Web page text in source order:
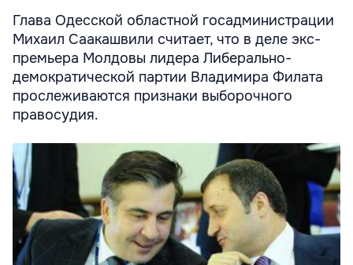
Глава Одесской областной госадминистрации
Михаил Саакашвили считает, что в деле экс-
премьера Молдовы лидера Либерально-
демократической партии Владимира Филата
прослеживаются признаки выборочного
правосудия.